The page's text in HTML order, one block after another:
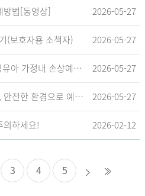
방법[동영상] 2026-05-27
(보호자용 소책자) 2026-05-27
<쑥쑥 안전 놀이책> 영유아 가정내 손상예방_영유아 놀이형 교육 교재 2026-05-27
집에서 시작되는 사고, 안전한 환경으로 예방해요 2026-05-27
의하세요! 2026-02-12
3 4 5